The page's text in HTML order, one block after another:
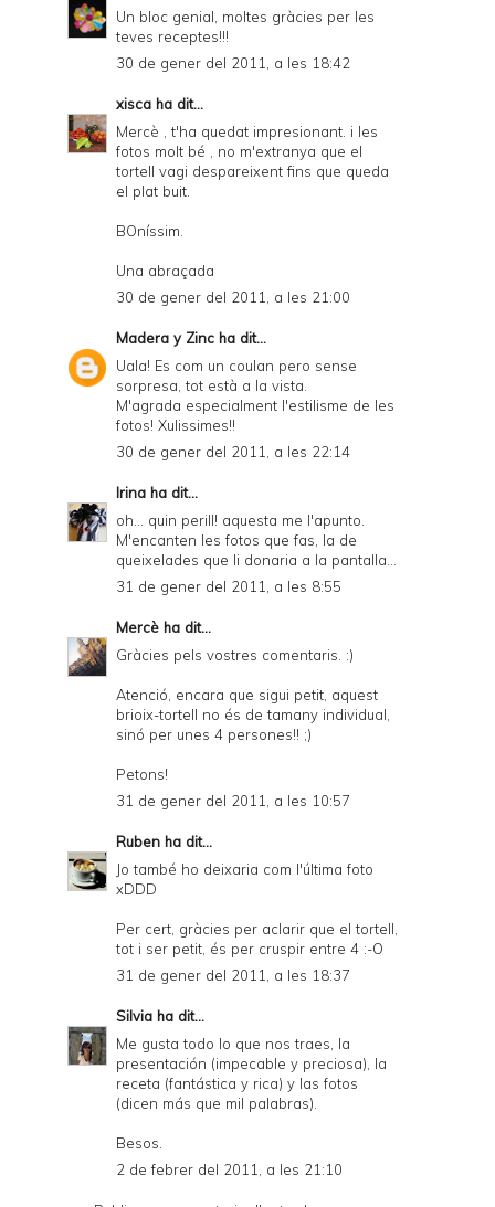
Un bloc genial, moltes gràcies per les
teves receptes!!!
30 de gener del 2011, a les 18:42
xisca ha dit...
Mercè , t'ha quedat impresionant. i les
fotos molt bé , no m'extranya que el
tortell vagi despareixent fins que queda
el plat buit.
BOníssim.
Una abraçada
30 de gener del 2011, a les 21:00
Madera y Zinc ha dit...
Uala! Es com un coulan pero sense
sorpresa, tot està a la vista.
M'agrada especialment l'estilisme de les
fotos! Xulissimes!!
30 de gener del 2011, a les 22:14
Irina ha dit...
oh... quin perill! aquesta me l'apunto.
M'encanten les fotos que fas, la de
queixelades que li donaria a la pantalla...
31 de gener del 2011, a les 8:55
Mercè ha dit...
Gràcies pels vostres comentaris. :)
Atenció, encara que sigui petit, aquest
brioix-tortell no és de tamany individual,
sinó per unes 4 persones!! ;)
Petons!
31 de gener del 2011, a les 10:57
Ruben ha dit...
Jo també ho deixaria com l'última foto
xDDD
Per cert, gràcies per aclarir que el tortell,
tot i ser petit, és per cruspir entre 4 :-O
31 de gener del 2011, a les 18:37
Silvia ha dit...
Me gusta todo lo que nos traes, la
presentación (impecable y preciosa), la
receta (fantástica y rica) y las fotos
(dicen más que mil palabras).
Besos.
2 de febrer del 2011, a les 21:10